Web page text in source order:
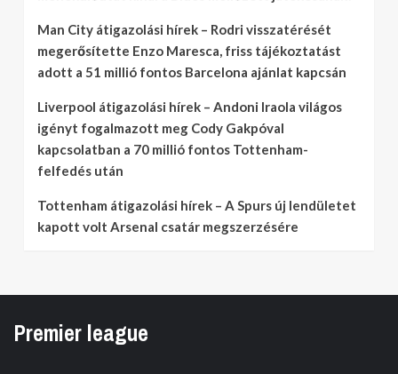
Man City átigazolási hírek – Rodri visszatérését
megerősítette Enzo Maresca, friss tájékoztatást
adott a 51 millió fontos Barcelona ajánlat kapcsán
Liverpool átigazolási hírek – Andoni Iraola világos
igényt fogalmazott meg Cody Gakpóval
kapcsolatban a 70 millió fontos Tottenham-
felfedés után
Tottenham átigazolási hírek – A Spurs új lendületet
kapott volt Arsenal csatár megszerzésére
Premier league